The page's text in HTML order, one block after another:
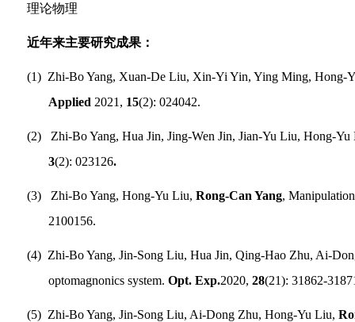
理论物理
近年来主要研究成果：
(1) Zhi-Bo Yang, Xuan-De Liu, Xin-Yi Yin, Ying Ming, Hong-
Applied 2021, 15(2): 024042.
(2)
Zhi-Bo Yang, Hua Jin, Jing-Wen Jin, Jian-Yu Liu, Hong-
3(2): 023126.
(3) Zhi-Bo Yang, Hong-Yu Liu, Rong-Can Yang,
2100156.
(4) Zhi-Bo Yang, Jin-Song Liu, Hua Jin, Qing-Hao Zhu, Ai-
optomagnonics system. Opt. Exp.2020, 28(21): 31862-
(5) Zhi-Bo Yang, Jin-Song Liu, Ai-Dong Zhu, Hong-Yu Liu,